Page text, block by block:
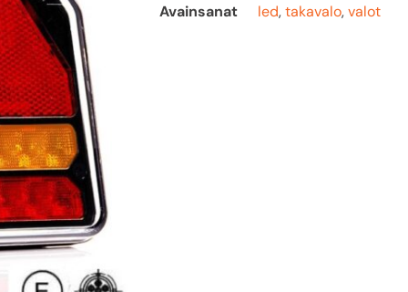
Avainsanat
led,takavalo,valot